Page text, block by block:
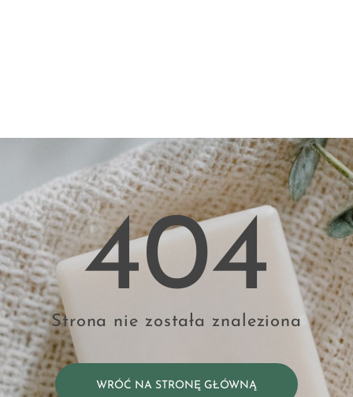
404
Strona nie została znaleziona
WRÓĆ NA STRONĘ GŁÓWNĄ